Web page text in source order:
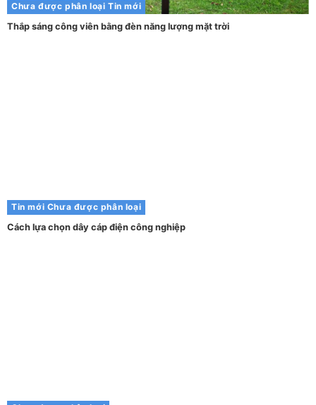
Chưa được phân loại Tin mới
Thắp sáng công viên bằng đèn năng lượng mặt trời
Tin mới Chưa được phân loại
Cách lựa chọn dây cáp điện công nghiệp